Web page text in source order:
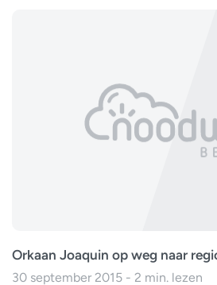
Orkaan Joaquin op weg naar
30 september 2015 - 2 min. lezen